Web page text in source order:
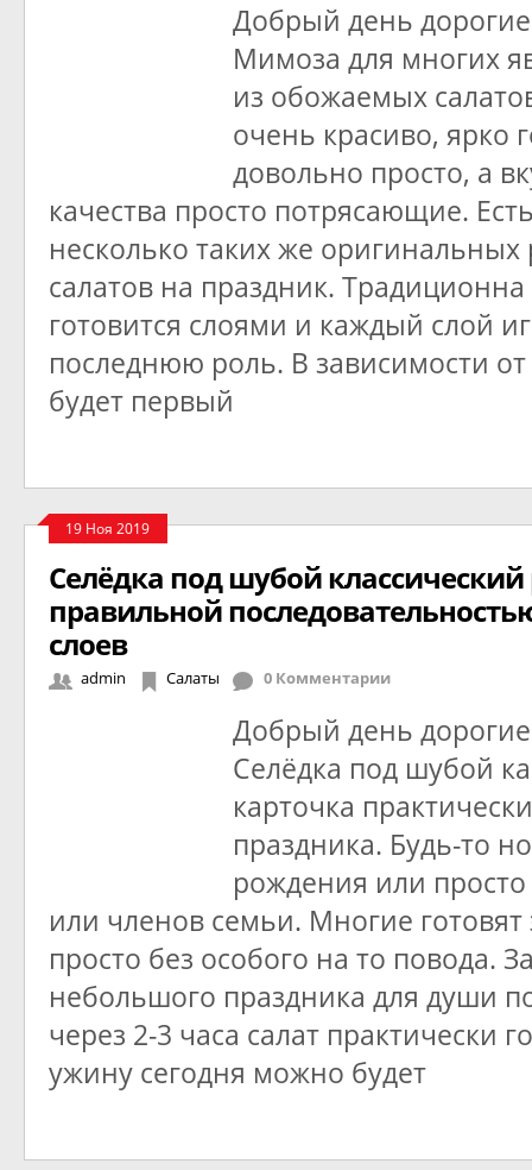
Добрый день
Мимоза для многих
из обожаемых
очень красиво, ярко
довольно просто, а
качества просто потрясающие.
несколько таких же оригинальных
салатов на праздник.
готовится слоями и каждый слой
последнюю роль. В зависимости от
будет первый
19 Ноя 2019
Селёдка под шубой
правильной
слоев
admin Салаты 0 Комментарии
Добрый день
Селёдка под шубой
карточка
праздника. Будь-то
рождения или просто
или членов семьи. Многие
просто без особого на то повода.
небольшого праздника для души
через 2-3 часа салат практически
ужину сегодня можно будет